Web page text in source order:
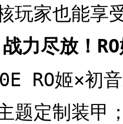
玩家也能享
力尽放！
RO姬×初
题定制装甲